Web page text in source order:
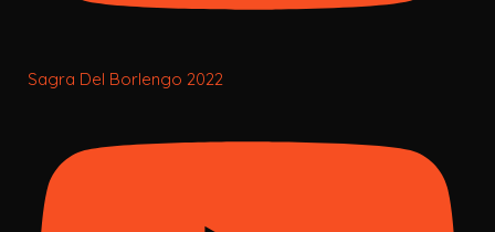
Sagra Del Borlengo 2022